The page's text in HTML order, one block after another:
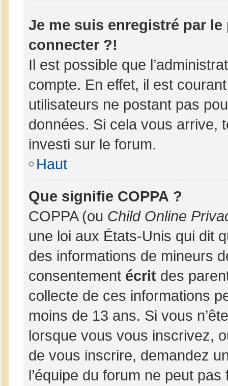
Je me suis enregistré par
connecter ?!
Il est possible que
compte. En effet, il est
utilisateurs ne postant pas
données. Si cela vous arrive,
investi sur le forum.
Haut
Que signifie COPPA ?
COPPA (ou Child Online
une loi aux États-Unis qui dit
des informations de mineurs
consentement écrit des
collecte de ces informations
moins de 13 ans. Si vous
lorsque vous vous inscrivez,
de vous inscrire, demandez
l’équipe du forum ne peut